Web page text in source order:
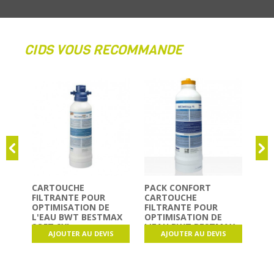
CIDS VOUS RECOMMANDE
CARTOUCHE
FILTRANTE POUR
OPTIMISATION DE
L'EAU BWT BESTMAX
SOFT 2XL
AJOUTER AU DEVIS
PACK CONFORT
CARTOUCHE
FILTRANTE POUR
OPTIMISATION DE
L'EAU BWT BESTMAX
SOFT XL
AJOUTER AU DEVIS